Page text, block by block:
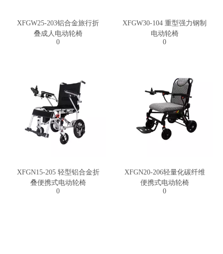
XFGW25-203铝合金旅行折
叠成人电动轮椅
0
XFGW30-104 重型强力钢制
电动轮椅
0
XFGN15-205 轻型铝合金折
叠便携式电动轮椅
0
XFGN20-206轻量化碳纤维
便携式电动轮椅
0